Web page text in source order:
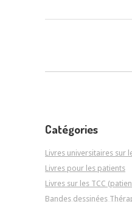
Catégories
Livres universitaires sur
Livres pour les patients
Livres sur les TCC
Bandes dessinées